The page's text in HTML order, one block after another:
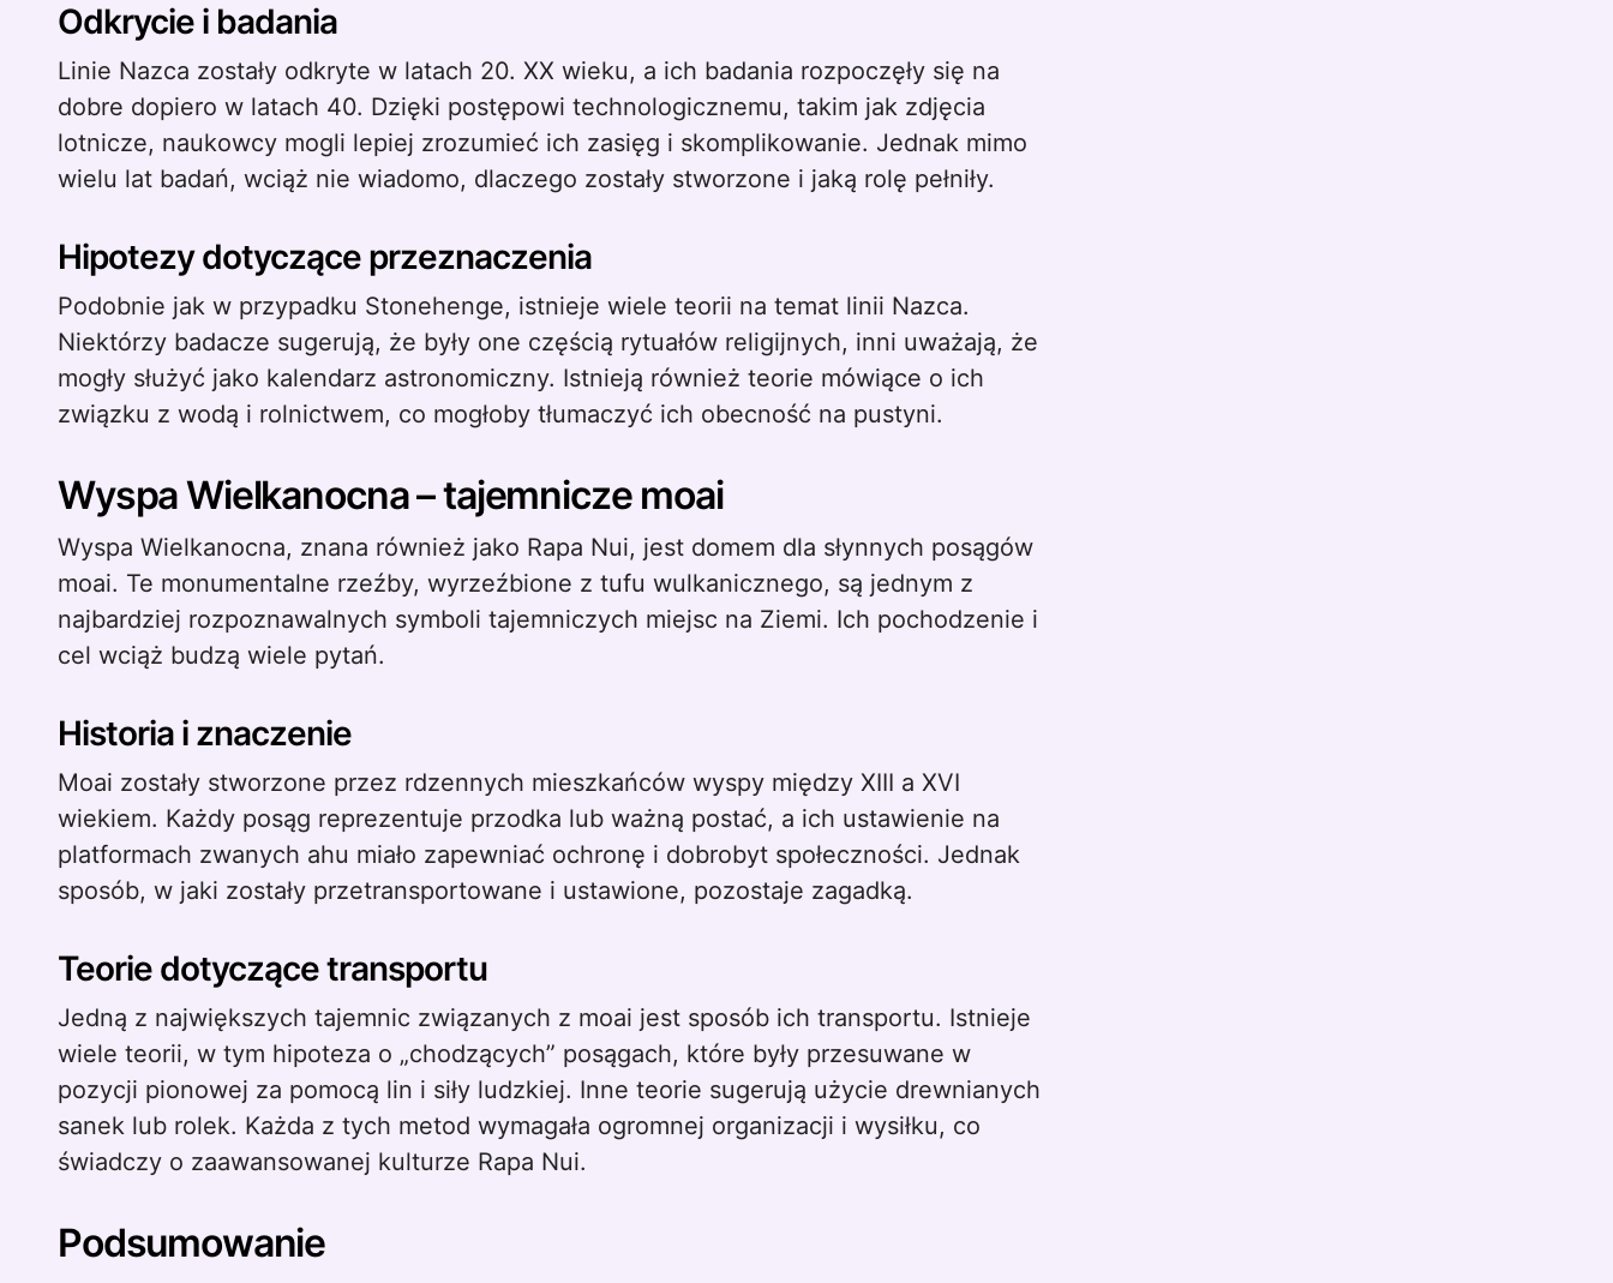
Odkrycie i badania
Linie Nazca zostały odkryte w latach 20. XX wieku, a ich badania rozpoczęły się na
dobre dopiero w latach 40. Dzięki postępowi technologicznemu, takim jak zdjęcia
lotnicze, naukowcy mogli lepiej zrozumieć ich zasięg i skomplikowanie. Jednak mimo
wielu lat badań, wciąż nie wiadomo, dlaczego zostały stworzone i jaką rolę pełniły.
Hipotezy dotyczące przeznaczenia
Podobnie jak w przypadku Stonehenge, istnieje wiele teorii na temat linii Nazca.
Niektórzy badacze sugerują, że były one częścią rytuałów religijnych, inni uważają, że
mogły służyć jako kalendarz astronomiczny. Istnieją również teorie mówiące o ich
związku z wodą i rolnictwem, co mogłoby tłumaczyć ich obecność na pustyni.
Wyspa Wielkanocna – tajemnicze moai
Wyspa Wielkanocna, znana również jako Rapa Nui, jest domem dla słynnych posągów
moai. Te monumentalne rzeźby, wyrzeźbione z tufu wulkanicznego, są jednym z
najbardziej rozpoznawalnych symboli tajemniczych miejsc na Ziemi. Ich pochodzenie i
cel wciąż budzą wiele pytań.
Historia i znaczenie
Moai zostały stworzone przez rdzennych mieszkańców wyspy między XIII a XVI
wiekiem. Każdy posąg reprezentuje przodka lub ważną postać, a ich ustawienie na
platformach zwanych ahu miało zapewniać ochronę i dobrobyt społeczności. Jednak
sposób, w jaki zostały przetransportowane i ustawione, pozostaje zagadką.
Teorie dotyczące transportu
Jedną z największych tajemnic związanych z moai jest sposób ich transportu. Istnieje
wiele teorii, w tym hipoteza o „chodzących” posągach, które były przesuwane w
pozycji pionowej za pomocą lin i siły ludzkiej. Inne teorie sugerują użycie drewnianych
sanek lub rolek. Każda z tych metod wymagała ogromnej organizacji i wysiłku, co
świadczy o zaawansowanej kulturze Rapa Nui.
Podsumowanie